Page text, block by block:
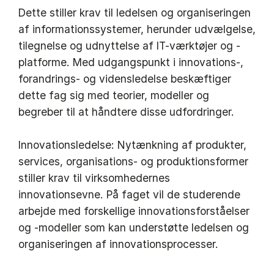
Dette stiller krav til ledelsen og organiseringen
af informationssystemer, herunder udvælgelse,
tilegnelse og udnyttelse af IT-værktøjer og -
platforme. Med udgangspunkt i innovations-,
forandrings- og vidensledelse beskæftiger
dette fag sig med teorier, modeller og
begreber til at håndtere disse udfordringer.
Innovationsledelse: Nytænkning af produkter,
services, organisations- og produktionsformer
stiller krav til virksomhedernes
innovationsevne. På faget vil de studerende
arbejde med forskellige innovationsforståelser
og -modeller som kan understøtte ledelsen og
organiseringen af innovationsprocesser.